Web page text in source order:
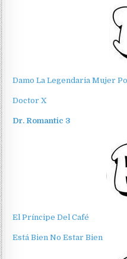
Damo La Legendaria Mujer
Doctor X
Dr. Romantic 3
El Príncipe Del Café
Está Bien No Estar Bien